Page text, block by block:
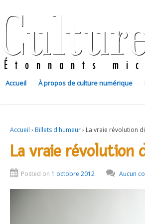
Accueil À propos de culture numérique
Accueil › Billets d'humeur› La vraie révolution
La vraie révolution
Posted on 1 octobre 2012 Aucun